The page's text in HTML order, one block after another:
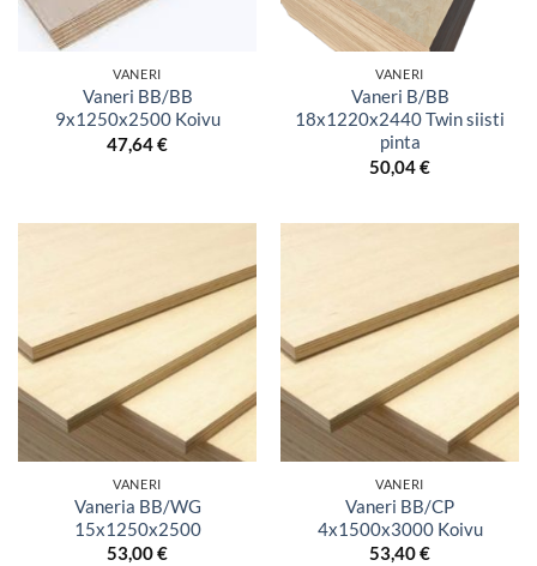
VANERI
Vaneri BB/BB
9x1250x2500 Koivu
47,64€
VANERI
Vaneri B/BB
18x1220x2440 Twin siisti
pinta
50,04€
VANERI
Vaneria BB/WG
15x1250x2500
53,00€
VANERI
Vaneri BB/CP
4x1500x3000 Koivu
53,40€